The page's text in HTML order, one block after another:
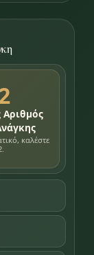
καλέστε